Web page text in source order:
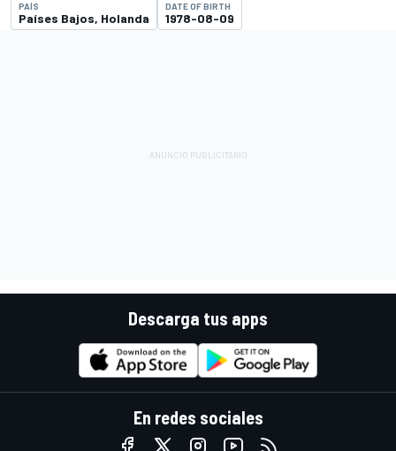
PAÍS
Países Bajos, Holanda
DATE OF BIRTH
1978-08-09
Descarga tus apps
En redes sociales